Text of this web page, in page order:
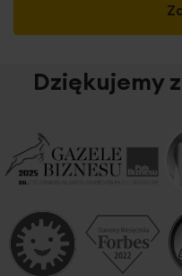
Dziękujemy